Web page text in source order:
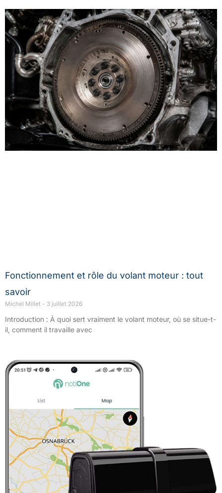
Fonctionnement et rôle du volant moteur : tout
savoir
Michel Millet 3 juillet 2026
Introduction : À quoi sert vraiment le volant moteur, où se situe-t-
il, comment il travaille avec